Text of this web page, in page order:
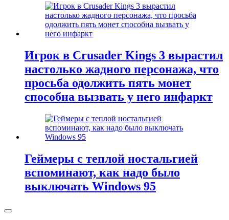
Игрок в Crusader Kings 3 вырастил
настолько жадного персонажа, что
просьба одолжить пять монет
способна вызвать у него инфаркт
Геймеры с теплой ностальгией
вспоминают, как надо было
выключать Windows 95